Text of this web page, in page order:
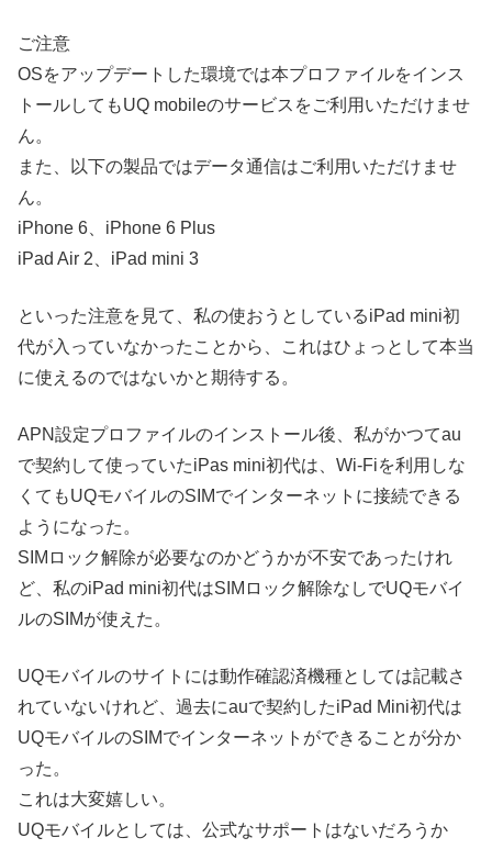
ご注意
OSをアップデートした環境では本プロファイルをインス
トールしてもUQ mobileのサービスをご利用いただけませ
ん。
また、以下の製品ではデータ通信はご利用いただけませ
ん。
iPhone 6、iPhone 6 Plus
iPad Air 2、iPad mini 3
といった注意を見て、私の使おうとしているiPad mini初
代が入っていなかったことから、これはひょっとして本当
に使えるのではないかと期待する。
APN設定プロファイルのインストール後、私がかつてau
で契約して使っていたiPas mini初代は、Wi-Fiを利用しな
くてもUQモバイルのSIMでインターネットに接続できる
ようになった。
SIMロック解除が必要なのかどうかが不安であったけれ
ど、私のiPad mini初代はSIMロック解除なしでUQモバイ
ルのSIMが使えた。
UQモバイルのサイトには動作確認済機種としては記載さ
れていないけれど、過去にauで契約したiPad Mini初代は
UQモバイルのSIMでインターネットができることが分か
った。
これは大変嬉しい。
UQモバイルとしては、公式なサポートはないだろうか